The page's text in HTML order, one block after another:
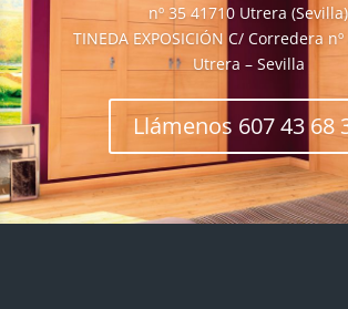
nº 35 41710 Utrera (Sevilla)
TINEDA EXPOSICIÓN C/ Corredera
Utrera – Sevilla
Llámenos 607 43 68